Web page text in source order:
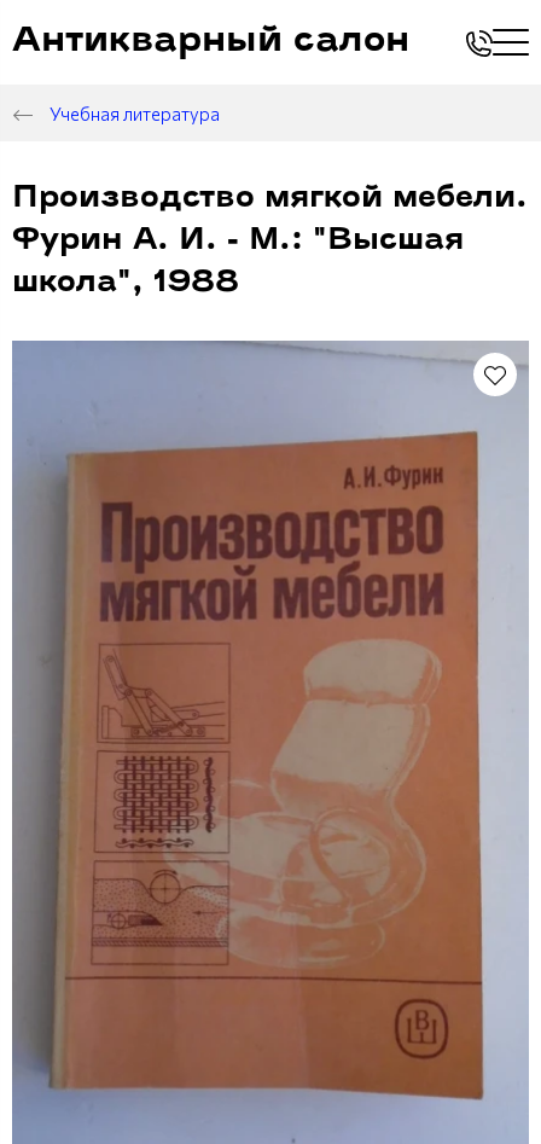
Антикварный салон
Учебная литература
Производство мягкой мебели.
Фурин А. И. - М.: "Высшая
школа", 1988